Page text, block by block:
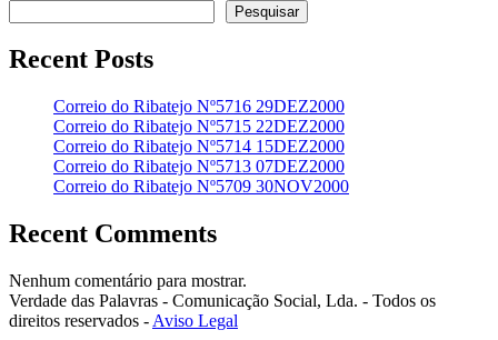
Pesquisar
Recent Posts
Correio do Ribatejo Nº5716 29DEZ2000
Correio do Ribatejo Nº5715 22DEZ2000
Correio do Ribatejo Nº5714 15DEZ2000
Correio do Ribatejo Nº5713 07DEZ2000
Correio do Ribatejo Nº5709 30NOV2000
Recent Comments
Nenhum comentário para mostrar.
Verdade das Palavras - Comunicação Social, Lda. - Todos os
direitos reservados - Aviso Legal